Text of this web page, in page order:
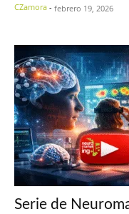
CZamora - febrero 19, 2026
Serie de